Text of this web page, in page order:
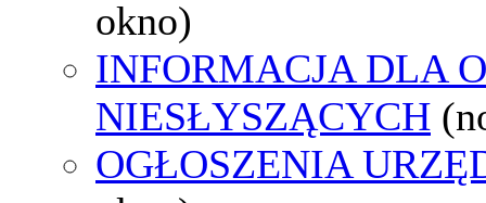
okno)
INFORMACJA DLA
NIESŁYSZĄCYCH
OGŁOSZENIA